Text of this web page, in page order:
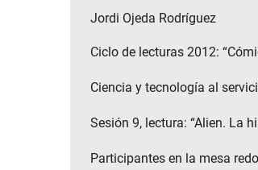
Jordi Ojeda Rodríguez
Ciclo de lecturas 2012:
Ciencia y tecnología al
Sesión 9, lectura: “Alien. La
Participantes en la mesa